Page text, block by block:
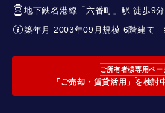
地下鉄名港線 「六番町 」駅 徒歩9分
築年月 2003年09月規模 6階建て
ご所有者様専用ペー
「ご売却・賃貸活用」を検討